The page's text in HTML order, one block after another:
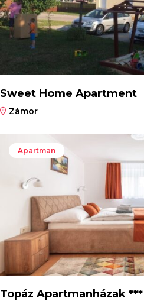
Sweet Home Apartment
Zámor
Apartman
Topáz Apartmanházak ***